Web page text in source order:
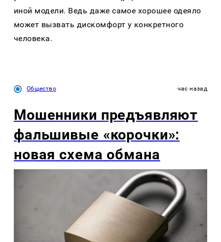
иной модели. Ведь даже самое хорошее одеяло
может вызвать дискомфорт у конкретного
человека.
Общество час назад
Мошенники предъявляют
фальшивые «корочки»:
новая схема обмана